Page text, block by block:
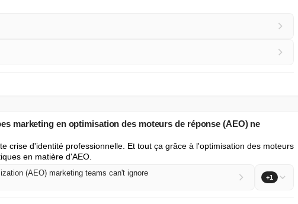
marketing en optimisation des moteurs de réponse (AEO) ne
crise d'identité professionnelle. Et tout ça grâce à l'optimisation des moteurs
en matière d'AEO.
(AEO) marketing teams can't ignore +1